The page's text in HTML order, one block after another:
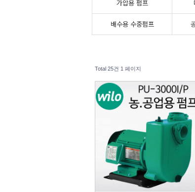
가압용 펌프
배수용 수중펌프
Total 25건 1 페이지